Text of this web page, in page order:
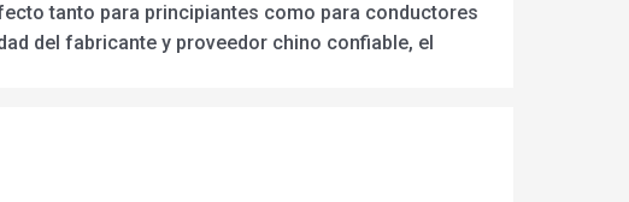
tanto para principiantes como para conductores
del fabricante y proveedor chino confiable, el